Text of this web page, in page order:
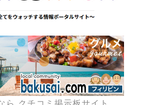
ら クチコミ掲示板サイト